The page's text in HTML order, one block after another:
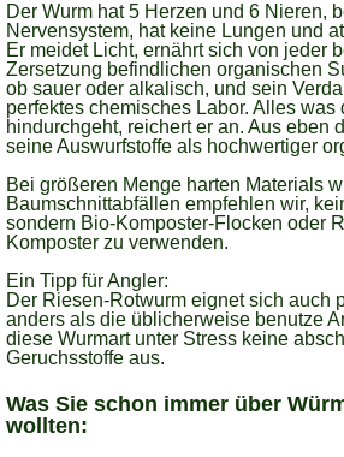
Der Wurm hat 5 Herzen und 6 Nieren,
Nervensystem, hat keine Lungen und
Er meidet Licht, ernährt sich von jeder
Zersetzung befindlichen organischen
ob sauer oder alkalisch, und sein
perfektes chemisches Labor. Alles was
hindurchgeht, reichert er an. Aus eben
seine Auswurfstoffe als hochwertiger
Bei größeren Menge harten Materials
Baumschnittabfällen empfehlen wir,
sondern Bio-Komposter-Flocken oder
Komposter zu verwenden.
Ein Tipp für Angler:
Der Riesen-Rotwurm eignet sich auch
anders als die üblicherweise benutze
diese Wurmart unter Stress keine
Geruchsstoffe aus.
Was Sie schon immer über
wollten: